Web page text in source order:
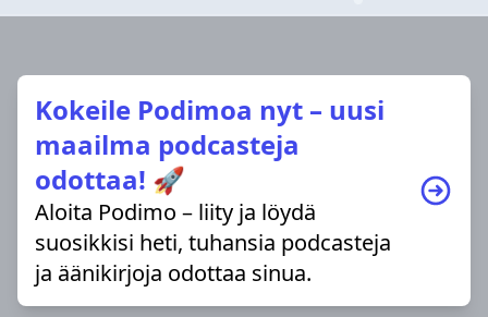
Kokeile Podimoa nyt – uusi
maailma podcasteja
odottaa! 🚀
Aloita Podimo – liity ja löydä
suosikkisi heti, tuhansia podcasteja
ja äänikirjoja odottaa sinua.